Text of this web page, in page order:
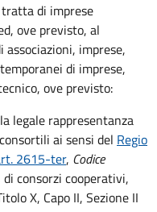
di imprese
ove previsto, al
associazioni, imprese,
di imprese,
ove previsto:
legale rappresentanza
ai sensi del Regio
2615-ter, Codice
consorzi cooperativi,
X, Capo II, Sezione II